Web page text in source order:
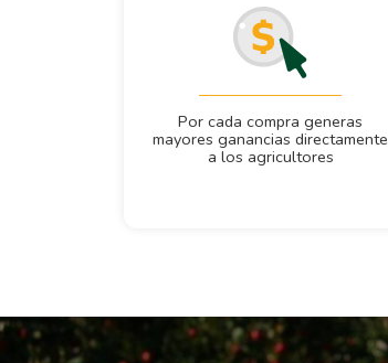
Por cada compra generas
mayores ganancias directamente
a los agricultores